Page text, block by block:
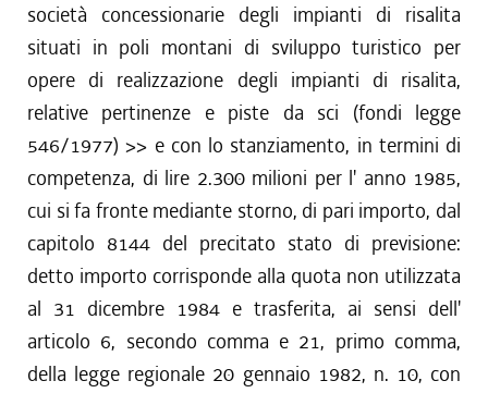
società concessionarie degli impianti di risalita
situati in poli montani di sviluppo turistico per
opere di realizzazione degli impianti di risalita,
relative pertinenze e piste da sci (fondi legge
546/1977) >> e con lo stanziamento, in termini di
competenza, di lire 2.300 milioni per l' anno 1985,
cui si fa fronte mediante storno, di pari importo, dal
capitolo 8144 del precitato stato di previsione:
detto importo corrisponde alla quota non utilizzata
al 31 dicembre 1984 e trasferita, ai sensi dell'
articolo 6, secondo comma e 21, primo comma,
della legge regionale 20 gennaio 1982, n. 10, con